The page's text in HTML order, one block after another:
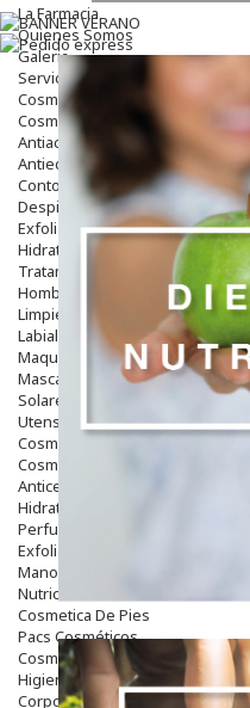
La Farmacia
Quienes Somos
Galeria
Servicios
Cosmética
Cosmética Facial
Antiacné
Antiedad
Contorno De Ojos
Despigmentantes
Exfoliantes
Hidratantes
Tratamientos De Noche
Hombre
Limpieza
Labiales
Maquillajes Y Color
Mascarillas
Solares
Utensilios
Cosmética Capilar
Cosmética Corporal
Anticelulíticos
Hidratantes Corporales
Perfumes Y Colonias
Exfoliantes Corporales
Manos Y Uñas
Nutricosmética
Cosmetica De Pies
Pacs Cosméticos
Cosmetica Facial Piel Sensible
Higiene
Corporal